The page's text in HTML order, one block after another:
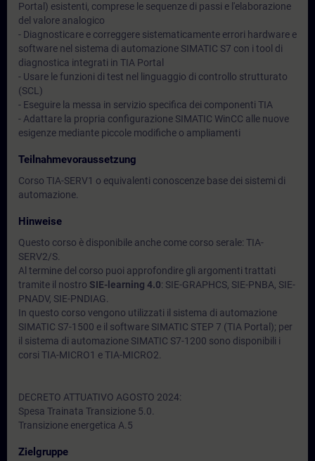
Portal) esistenti, comprese le sequenze di passi e l'elaborazione
del valore analogico
- Diagnosticare e correggere sistematicamente errori hardware e
software nel sistema di automazione SIMATIC S7 con i tool di
diagnostica integrati in TIA Portal
- Usare le funzioni di test nel linguaggio di controllo strutturato
(SCL)
- Eseguire la messa in servizio specifica dei componenti TIA
- Adattare la propria configurazione SIMATIC WinCC alle nuove
esigenze mediante piccole modifiche o ampliamenti
Teilnahmevoraussetzung
Corso TIA-SERV1 o equivalenti conoscenze base dei sistemi di
automazione.
Hinweise
Questo corso è disponibile anche come corso serale: TIA-
SERV2/S.
Al termine del corso puoi approfondire gli argomenti trattati
tramite il nostro SIE-learning 4.0: SIE-GRAPHCS, SIE-PNBA, SIE-
PNADV, SIE-PNDIAG.
In questo corso vengono utilizzati il sistema di automazione
SIMATIC S7-1500 e il software SIMATIC STEP 7 (TIA Portal); per
il sistema di automazione SIMATIC S7-1200 sono disponibili i
corsi TIA-MICRO1 e TIA-MICRO2.
DECRETO ATTUATIVO AGOSTO 2024:
Spesa Trainata Transizione 5.0.
Transizione energetica A.5
Zielgruppe